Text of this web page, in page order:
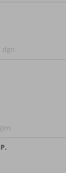
dgn